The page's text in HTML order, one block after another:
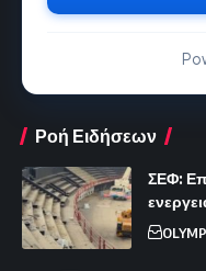
Ροή Ειδήσεων
ΣΕΦ: